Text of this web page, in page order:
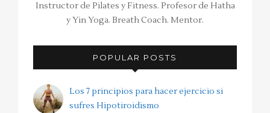
Instructor de Pilates y Fitness. Profesor de Hatha
y Yin Yoga. Breath Coach. Mentor.
POPULAR POSTS
Los 7 principios para hacer ejercicio si
sufres Hipotiroidismo